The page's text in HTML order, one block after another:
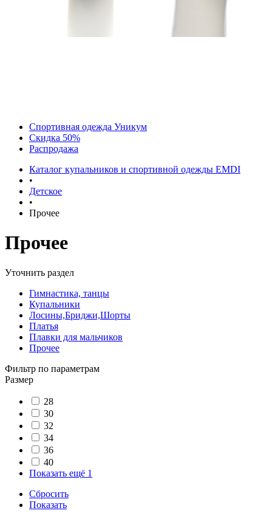
Спортивная одежда Уникум
Скидка 50%
Распродажа
Каталог купальников и спортивной одежды EMDI
•
Детское
•
Прочее
Прочее
Уточнить раздел
Гимнастика, танцы
Купальники
Лосины,Бриджи,Шорты
Платья
Плавки для мальчиков
Прочее
Фильтр по параметрам
Размер
28
30
32
34
36
40
Показать ещё 1
Сбросить
Показать